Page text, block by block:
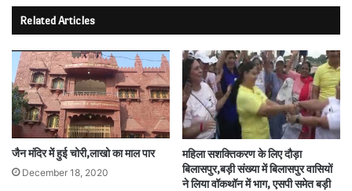
Related Articles
जैन मंदिर में हुई चोरी,लाखो का माल पार
December 18, 2020
महिला सशक्तिकरण के लिए दौड़ा
बिलासपुर,बड़ी संख्या में बिलासपुर वासियों
ने लिया वॉकथॉन में भाग, एसपी समेत बड़ी